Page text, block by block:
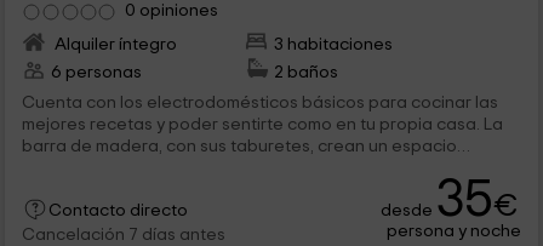
0 opiniones
Alquiler íntegro
3 habitaciones
6 personas
2 baños
Cuenta con los electrodomésticos básicos para cocinar las
mejores recetas y poder sentirte como en tu propia casa. La
barra de madera, con sus taburetes, crean un espacio
Contacto directo
Cancelación 7 días antes
desde 35€
persona y noche